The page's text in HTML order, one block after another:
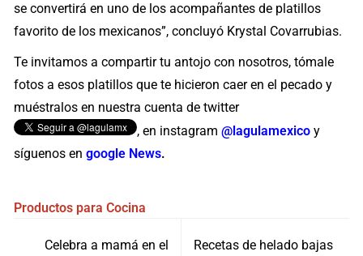
se convertirá en uno de los acompañantes de platillos
favorito de los mexicanos”, concluyó Krystal Covarrubias.
Te invitamos a compartir tu antojo con nosotros, tómale
fotos a esos platillos que te hicieron caer en el pecado y
muéstralos en nuestra cuenta de twitter
, en instagram@lagulamexico y
síguenos engoogle News.
Productos para Cocina
Celebra a mamá en el Recetas de helado bajas